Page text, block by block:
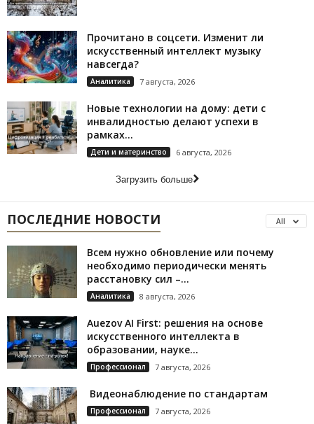
Прочитано в соцсети. Изменит ли
искусственный интеллект музыку
навсегда?
Аналитика 7 августа, 2026
Новые технологии на дому: дети с
инвалидностью делают успехи в
рамках...
Дети и материнство 6 августа, 2026
Загрузить больше
ПОСЛЕДНИЕ НОВОСТИ All
Всем нужно обновление или почему
необходимо периодически менять
расстановку сил –...
Аналитика 8 августа, 2026
Auezov AI First: решения на основе
искусственного интеллекта в
образовании, науке...
Профессионал 7 августа, 2026
Видеонаблюдение по стандартам
Профессионал 7 августа, 2026